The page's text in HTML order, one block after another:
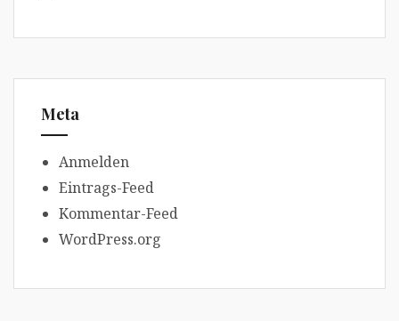
Meta
Anmelden
Eintrags-Feed
Kommentar-Feed
WordPress.org